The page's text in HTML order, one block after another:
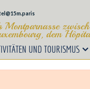
dem
UND TOURISMUS